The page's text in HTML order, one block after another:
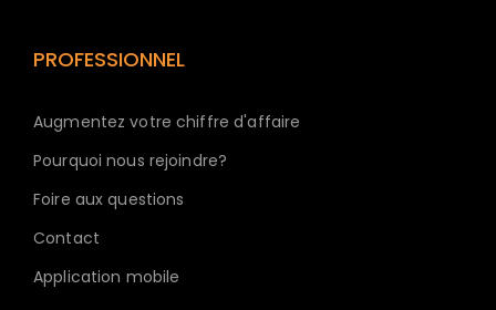
PROFESSIONNEL
Augmentez votre chiffre d'affaire
Pourquoi nous rejoindre?
Foire aux questions
Contact
Application mobile